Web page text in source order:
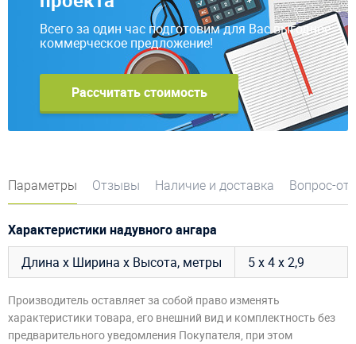
Всего за один час подготовим для Вас выгодное
коммерческое предложение!
Рассчитать стоимость
Параметры Отзывы Наличие и доставка Вопрос-
Характеристики надувного ангара
Длина х Ширина х Высота, метры
5 х 4 х 2,9
Производитель оставляет за собой право изменять
характеристики товара, его внешний вид и комплектность без
предварительного уведомления Покупателя, при этом